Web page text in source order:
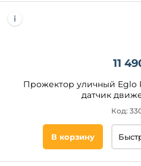
11
Прожектор уличный Eglo
датчик
Код:
В корзину